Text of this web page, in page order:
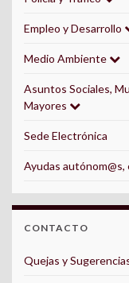
Empleo y Desarrollo
Medio Ambiente
Asuntos Sociales,
Mayores
Sede Electrónica
Ayudas autónom@s,
CONTACTO
Quejas y